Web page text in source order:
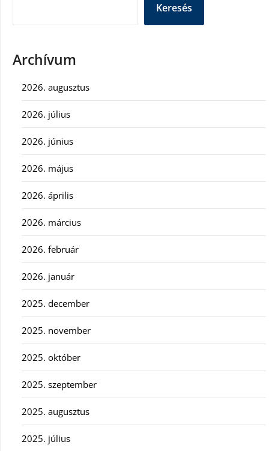
Keresés
Archívum
2026. augusztus
2026. július
2026. június
2026. május
2026. április
2026. március
2026. február
2026. január
2025. december
2025. november
2025. október
2025. szeptember
2025. augusztus
2025. július